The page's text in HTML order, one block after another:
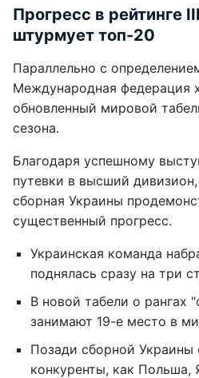
Прогресс в рейтинге
штурмует топ-20
Параллельно с
Международная федерация
обновленный мировой
сезона.
Благодаря успешному
путевки в высший
сборная Украины
существенный прогресс.
Украинская команда
поднялась сразу на три
В новой табели о рангах
занимают 19-е место в
Позади сборной Украины
конкуренты, как Польша,